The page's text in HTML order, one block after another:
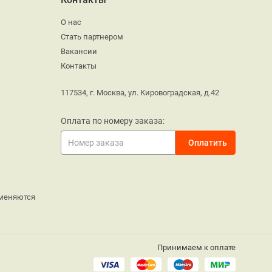
О нас
Стать партнером
Вакансии
Контакты
117534, г. Москва, ул. Кировоградская, д.42
Оплата по номеру заказа:
Принимаем к оплате